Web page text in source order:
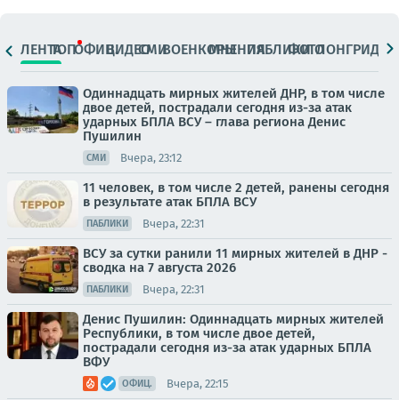
ЛЕНТАТОПОФИЦ.ВИДЕОСМИВОЕНКОРЫМНЕНИЯПАБЛИКИ
ФОТОЛОНГРИДЫ
Одиннадцать мирных жителей ДНР, в том числе
двое детей, пострадали сегодня из-за атак
ударных БПЛА ВСУ – глава региона Денис
Пушилин
СМИ Вчера, 23:12
11 человек, в том числе 2 детей, ранены сегодня
в результате атак БПЛА ВСУ
ПАБЛИКИ Вчера, 22:31
ВСУ за сутки ранили 11 мирных жителей в ДНР -
сводка на 7 августа 2026
ПАБЛИКИ Вчера, 22:31
Денис Пушилин: Одиннадцать мирных жителей
Республики, в том числе двое детей,
пострадали сегодня из-за атак ударных БПЛА
ВФУ
ОФИЦ. Вчера, 22:15